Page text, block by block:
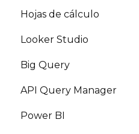
Hojas de cálculo
Looker Studio
Big Query
API Query Manager
Power BI